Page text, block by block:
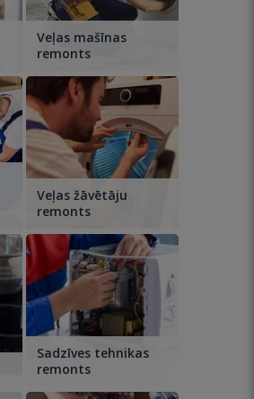
Veļas mašīnas
remonts
Veļas žāvētāju
remonts
Sadzīves tehnikas
remonts